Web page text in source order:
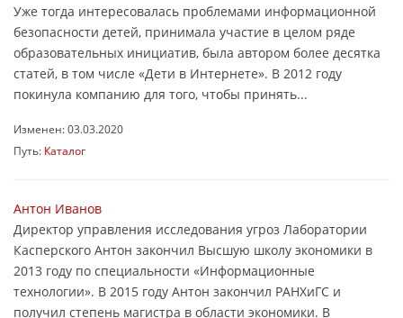
Уже тогда интересовалась проблемами информационной
безопасности детей, принимала участие в целом ряде
образовательных инициатив, была автором более десятка
статей, в том числе «Дети в Интернете». В 2012 году
покинула компанию для того, чтобы принять...
Изменен: 03.03.2020
Путь: Каталог
Антон Иванов
Директор управления исследования угроз Лаборатории
Касперского Антон закончил Высшую школу экономики в
2013 году по специальности «Информационные
технологии». В 2015 году Антон закончил РАНХиГС и
получил степень магистра в области экономики. В